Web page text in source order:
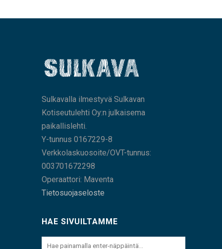
Sulkavalla ilmestyvä Sulkavan
Kotiseutulehti Oy:n julkaisema
paikallislehti.
Y-tunnus 0167229-8
Verkkolaskuosoite/OVT-tunnus:
003701672298
Operaattori: Maventa
Tietosuojaseloste
HAE SIVUILTAMME